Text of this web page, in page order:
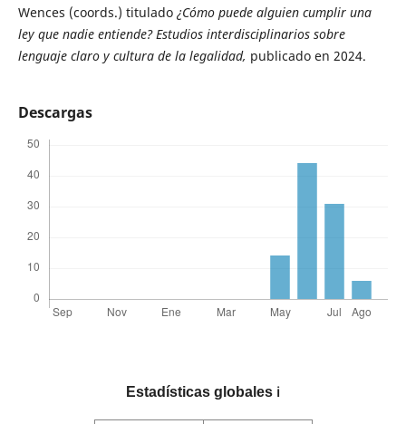
Wences (coords.) titulado¿Cómo puede alguien cumplir una
ley que nadie entiende? Estudios interdisciplinarios sobre
lenguaje claro y cultura de la legalidad, publicado en 2024.
Descargas
Estadísticas globales ℹ️